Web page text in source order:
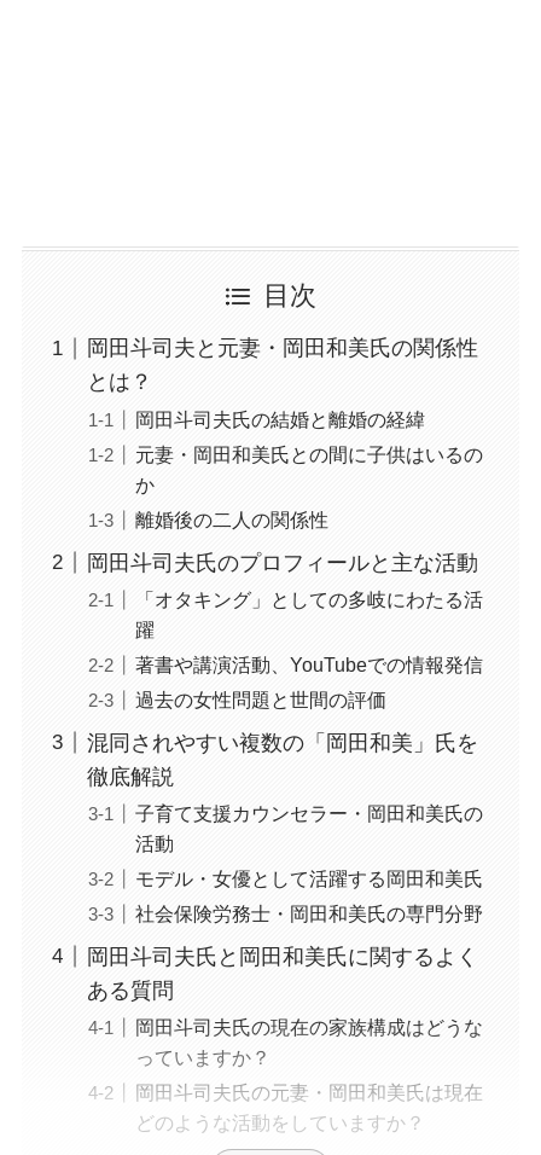
目次
岡田斗司夫と元妻・岡田和美氏の関係性
とは？
岡田斗司夫氏の結婚と離婚の経緯
元妻・岡田和美氏との間に子供はいるの
か
離婚後の二人の関係性
岡田斗司夫氏のプロフィールと主な活動
「オタキング」としての多岐にわたる活
躍
著書や講演活動、YouTubeでの情報発信
過去の女性問題と世間の評価
混同されやすい複数の「岡田和美」氏を
徹底解説
子育て支援カウンセラー・岡田和美氏の
活動
モデル・女優として活躍する岡田和美氏
社会保険労務士・岡田和美氏の専門分野
岡田斗司夫氏と岡田和美氏に関するよく
ある質問
岡田斗司夫氏の現在の家族構成はどうな
っていますか？
岡田斗司夫氏の元妻・岡田和美氏は現在
どのような活動をしていますか？